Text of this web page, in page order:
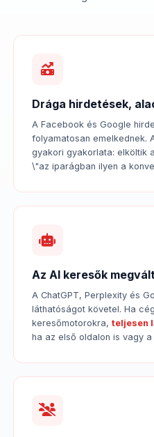
Drága hirdetések,
A Facebook és Google
folyamatosan emelkednek.
gyakori gyakorlata: elköltik
\"az iparágban ilyen a
Az AI keresők
A ChatGPT, Perplexity és
láthatóságot követel. Ha
keresőmotorokra, teljesen
ha az első oldalon is vagy